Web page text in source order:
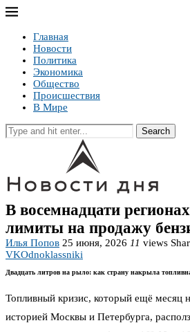
Главная
Новости
Политика
Экономика
Общество
Происшествия
В Мире
Search
В восемнадцати
лимиты на продажу
Илья Попов 25 июня, 2026 11 views
VKOdnoklassniki
Двадцать литров на рыло: как страну накрыла
Топливный кризис, который ещё месяц
историей Москвы и Петербурга,